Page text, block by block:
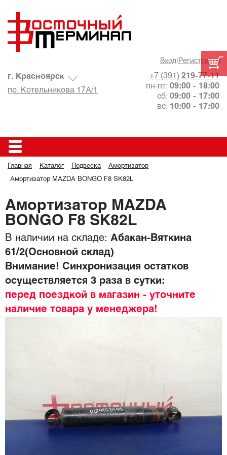
Вход| Регистрация
+7 (391) 219-77-11
пн-пт: 09:00 - 18:00
сб: 09:00 - 17:00
вс: 10:00 - 17:00
г. Красноярск
пр. Котельникова 17А/1
Главная Каталог Подвеска Амортизатор
Амортизатор MAZDA BONGO F8 SK82L
Амортизатор MAZDA
BONGO F8 SK82L
В наличии на складе: Абакан-Вяткина
61/2(Основной склад)
Внимание! Синхронизация остатков
осуществляется 3 раза в сутки:
перед поездкой в магазин - уточните
наличие товара у менеджера!